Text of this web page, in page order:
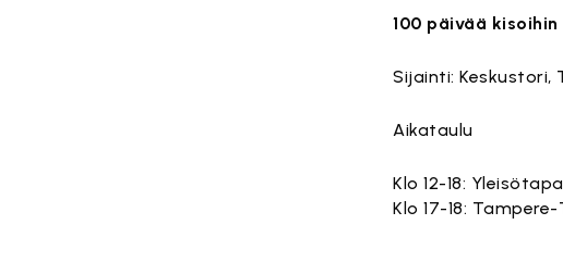
100 päivää kisoihin
Sijainti: Keskustori,
Aikataulu
Klo 12-18:
Klo 17-18: